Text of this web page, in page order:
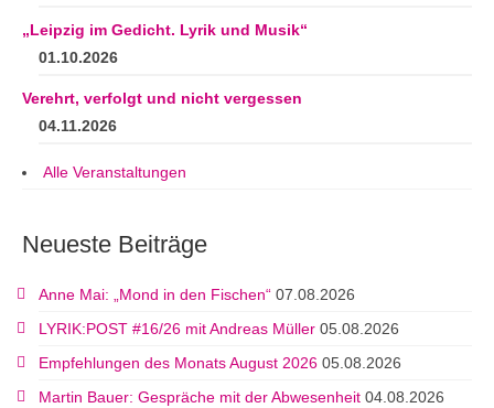
„Leipzig im Gedicht. Lyrik und Musik“
01.10.2026
Verehrt, verfolgt und nicht vergessen
04.11.2026
Alle Veranstaltungen
Neueste Beiträge
Anne Mai: „Mond in den Fischen“ 07.08.2026
LYRIK:POST #16/26 mit Andreas Müller 05.08.2026
Empfehlungen des Monats August 2026 05.08.2026
Martin Bauer: Gespräche mit der Abwesenheit 04.08.2026